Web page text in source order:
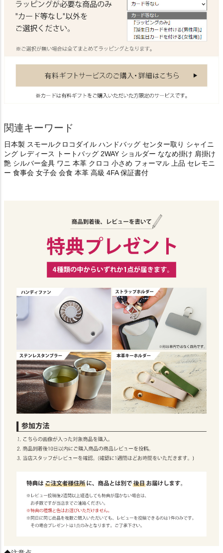
関連キーワード
日本製 スモールクロコダイル ハンドバッグ センター取り シャイニ
ング レディース トートバッグ 2WAY ショルダー ななめ掛け 肩掛け
艶 シルバー金具 ワニ 本革 クロコ 小さめ フォーマル 上品 セレモニ
ー 食事会 女子会 会食 本革 高級 4FA 保証書付